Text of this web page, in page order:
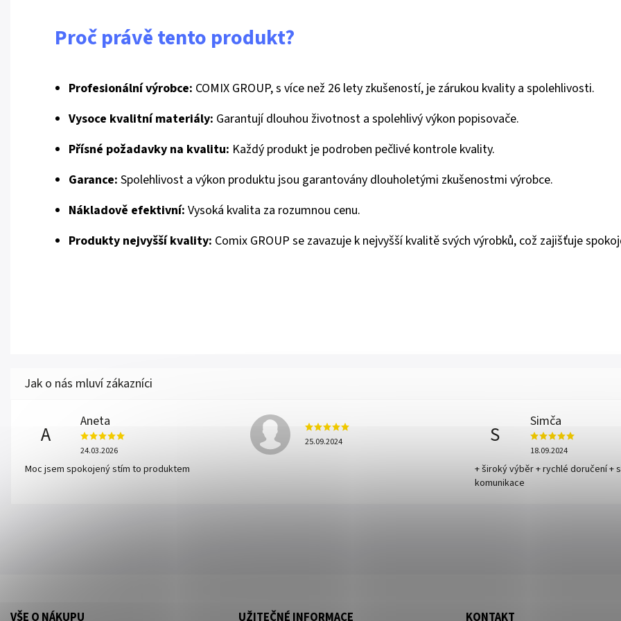
Proč právě tento produkt?
Profesionální výrobce: COMIX GROUP, s více než 26 lety zkušeností, je zárukou kvality a spolehlivosti.
Vysoce kvalitní materiály: Garantují dlouhou životnost a spolehlivý výkon popisovače.
Přísné požadavky na kvalitu: Každý produkt je podroben pečlivé kontrole kvality.
Garance: Spolehlivost a výkon produktu jsou garantovány dlouholetými zkušenostmi výrobce.
Nákladově efektivní: Vysoká kvalita za rozumnou cenu.
Produkty nejvyšší kvality: Comix GROUP se zavazuje k nejvyšší kvalitě svých výrobků, což zajišťuje
A
Aneta
24.03.2026
Moc jsem spokojený stím to produktem
25.09.2024 S
Simča
18.09.2024
+ široký výběr + rychlé doručení +
komunikace
VŠE O NÁKUPU UŽITEČNÉ INFORMACE KONTAKT